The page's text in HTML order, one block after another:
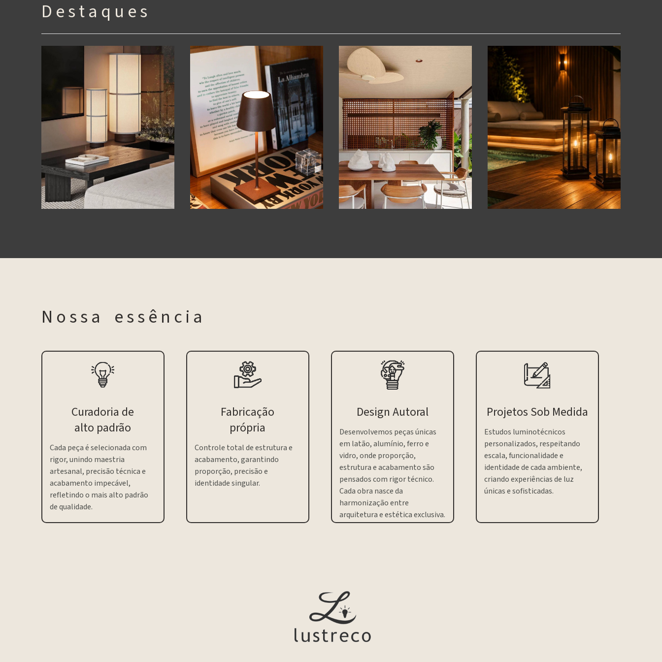
D e s t a q u e s
N o s s a e s s ê n c i a
Curadoria de
alto padrão
Cada peça é selecionada com
rigor, unindo maestria
artesanal, precisão técnica e
acabamento impecável,
refletindo o mais alto padrão
de qualidade.
Fabricação
própria
Controle total de estrutura e
acabamento, garantindo
proporção, precisão e
identidade singular.
Design Autoral
Desenvolvemos peças únicas
em latão, alumínio, ferro e
vidro, onde proporção,
estrutura e acabamento são
pensados com rigor técnico.
Cada obra nasce da
harmonização entre
arquitetura e estética exclusiva.
Projetos Sob Medida
Estudos luminotécnicos
personalizados, respeitando
escala, funcionalidade e
identidade de cada ambiente,
criando experiências de luz
únicas e sofisticadas.